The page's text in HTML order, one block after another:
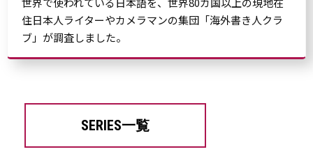
住日本人ライターやカメラマンの集団「海外書き人クラ
ブ」が調査しました。
SERIES一覧